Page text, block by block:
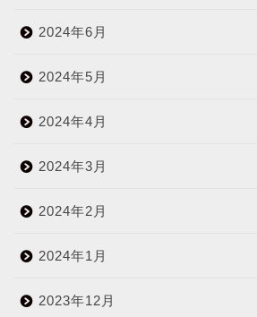
2024年6月
2024年5月
2024年4月
2024年3月
2024年2月
2024年1月
2023年12月